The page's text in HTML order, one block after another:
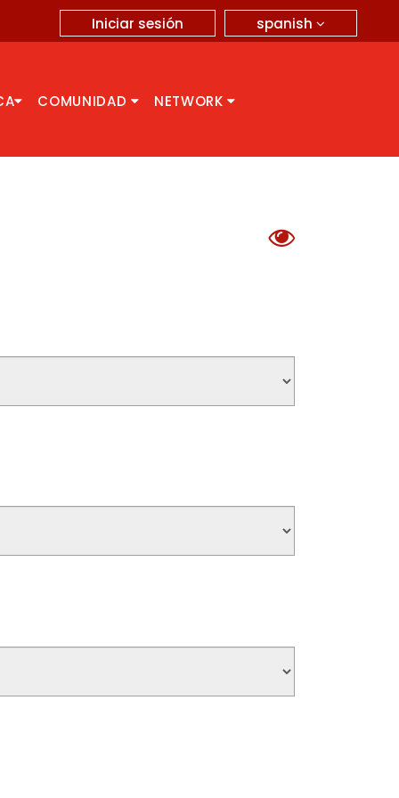
spanish
Iniciar sesión
COMUNIDAD NETWORK